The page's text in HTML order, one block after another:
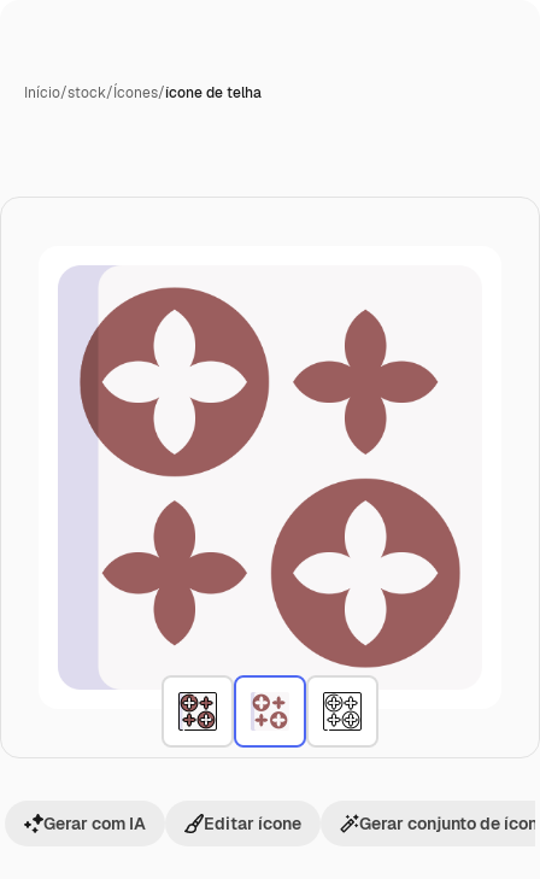
Início/stock/Ícones/ícone de telha
Gerar com IA Editar ícone Gerar conjunto de